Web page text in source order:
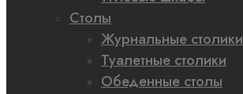
Столы
Журнальные столики
Туалетные столики
Обеденные столы